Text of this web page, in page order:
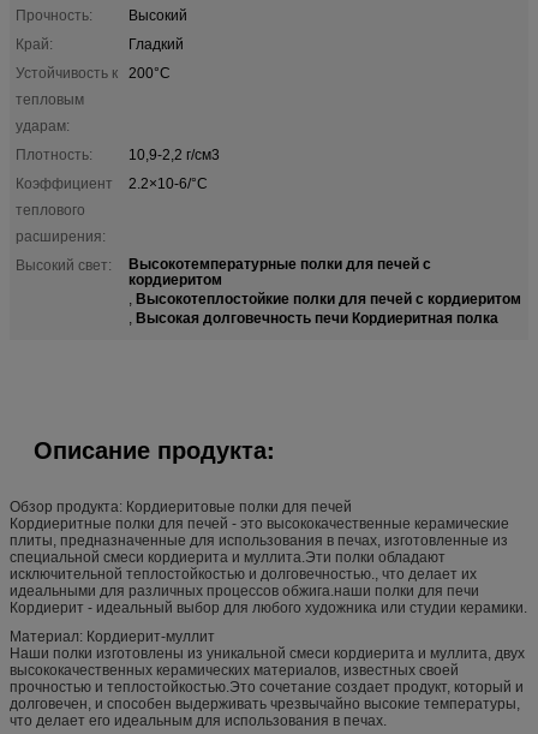
Прочность:
Высокий
Край:
Гладкий
Устойчивость к
тепловым
ударам:
200°С
Плотность:
10,9-2,2 г/см3
Коэффициент
теплового
расширения:
2.2×10-6/°C
Высокий свет: Высокотемпературные полки для печей с
кордиеритом
, Высокотеплостойкие полки для печей с кордиеритом
, Высокая долговечность печи Кордиеритная полка
Описание продукта:
Обзор продукта: Кордиеритовые полки для печей
Кордиеритные полки для печей - это высококачественные керамические
плиты, предназначенные для использования в печах, изготовленные из
специальной смеси кордиерита и муллита.Эти полки обладают
исключительной теплостойкостью и долговечностью., что делает их
идеальными для различных процессов обжига.наши полки для печи
Кордиерит - идеальный выбор для любого художника или студии керамики.
Материал: Кордиерит-муллит
Наши полки изготовлены из уникальной смеси кордиерита и муллита, двух
высококачественных керамических материалов, известных своей
прочностью и теплостойкостью.Это сочетание создает продукт, который и
долговечен, и способен выдерживать чрезвычайно высокие температуры,
что делает его идеальным для использования в печах.